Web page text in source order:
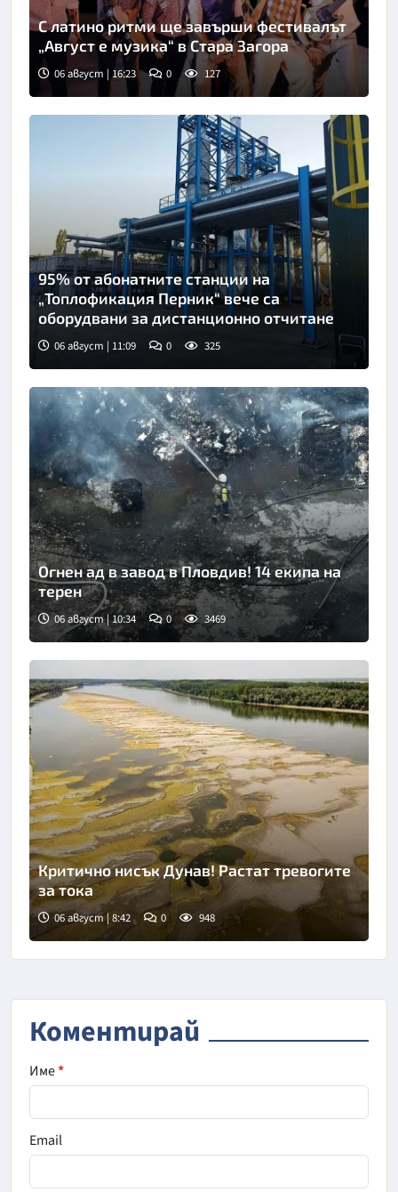
С латино ритми ще завърши фестивалът
„Август е музика“ в Стара Загора
06 август | 16:23 0 127
95% от абонатните станции на
„Топлофикация Перник“ вече са
оборудвани за дистанционно отчитане
06 август | 11:09 0 325
Огнен ад в завод в Пловдив! 14 екипа на
терен
06 август | 10:34 0 3469
Снимка: goggle
Критично нисък Дунав! Растат тревогите
за тока
06 август | 8:42 0 948
Коментирай
Име*
Email